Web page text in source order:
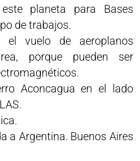
planeta para Bases
de trabajos.
el vuelo de aeroplanos
porque pueden ser
Aconcagua en el lado
a Argentina. Buenos Aires